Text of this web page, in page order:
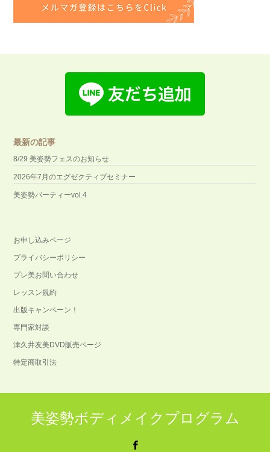
最新の記事
8/29 美姿勢フェスのお知らせ
2026年7月のエグゼクティブセミナー
美姿勢パーティーvol.4
お申し込みページ
プライバシーポリシー
プレ美お問い合わせ
レッスン規約
出版キャンペーン！
専門家対談
津久井友美DVD販売ページ
特定商取引法
美姿勢ボディメイクプログラム